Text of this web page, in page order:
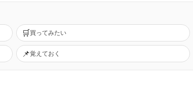
🛒買ってみたい
📌覚えておく